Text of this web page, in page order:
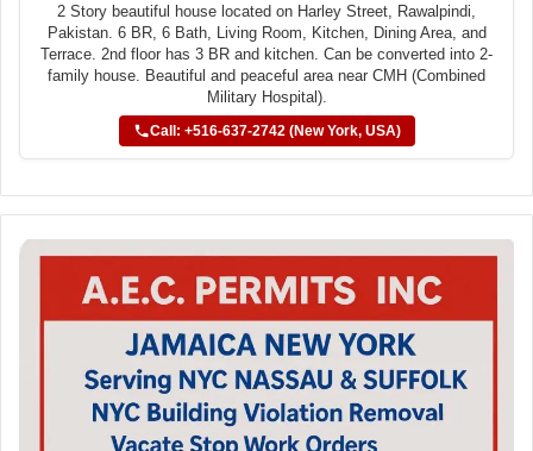
2 Story beautiful house located on Harley Street, Rawalpindi,
Pakistan. 6 BR, 6 Bath, Living Room, Kitchen, Dining Area, and
Terrace. 2nd floor has 3 BR and kitchen. Can be converted into 2-
family house. Beautiful and peaceful area near CMH (Combined
Military Hospital).
Call: +516-637-2742 (New York, USA)